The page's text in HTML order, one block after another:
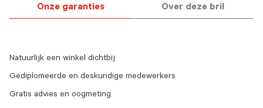
Onze garanties Over deze bril
Natuurlijk een winkel dichtbij
Gediplomeerde en deskundige medewerkers
Gratis advies en oogmeting